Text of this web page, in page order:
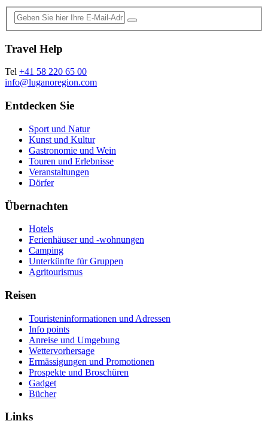
Travel Help
Tel +41 58 220 65 00
info@luganoregion.com
Entdecken Sie
Sport und Natur
Kunst und Kultur
Gastronomie und Wein
Touren und Erlebnisse
Veranstaltungen
Dörfer
Übernachten
Hotels
Ferienhäuser und -wohnungen
Camping
Unterkünfte für Gruppen
Agritourismus
Reisen
Touristeninformationen und Adressen
Info points
Anreise und Umgebung
Wettervorhersage
Ermässigungen und Promotionen
Prospekte und Broschüren
Gadget
Bücher
Links